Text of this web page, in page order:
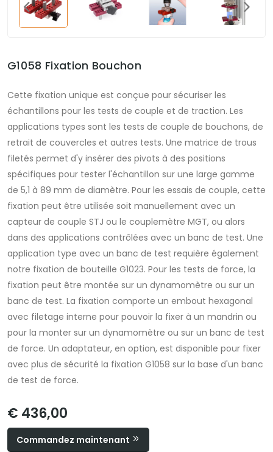
G1058 Fixation Bouchon
Cette fixation unique est conçue pour sécuriser les
échantillons pour les tests de couple et de traction. Les
applications types sont les tests de couple de bouchons, de
retrait de couvercles et autres tests. Une matrice de trous
filetés permet d'y insérer des pivots à des positions
spécifiques pour tester l'échantillon sur une large gamme
de 5,1 à 89 mm de diamètre. Pour les essais de couple, cette
fixation peut être utilisée soit manuellement avec un
capteur de couple STJ ou le couplemètre MGT, ou alors
dans des applications contrôlées avec un banc de test. Une
application type avec un banc de test requière également
notre fixation de bouteille G1023. Pour les tests de force, la
fixation peut être montée sur un dynamomètre ou sur un
banc de test. La fixation comporte un embout hexagonal
avec filetage interne pour pouvoir la fixer à un mandrin ou
pour la monter sur un dynamomètre ou sur un banc de test
de force. Un adaptateur, en option, est disponible pour fixer
avec plus de sécurité la fixation G1058 sur la base d'un banc
de test de force.
€ 436,00
Commandez maintenant